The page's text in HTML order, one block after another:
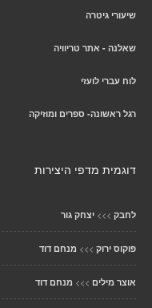
שיעורי גיטרה
שאלנה - אתר טריוויה
לוח עברי לועזי
רגל ראשונה- ספרים ומוזיקה
דוגמית מדפי היצירות
לחבק >>> יצחק גור
פוקוס ירוק >>> מנחם דוד
אוצר מילים >>> מנחם דוד